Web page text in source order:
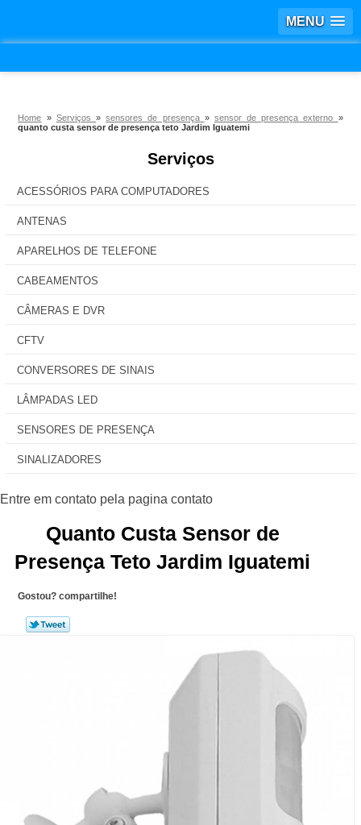
MENU
Home » Serviços »sensores de presença » sensor de presença externo »
quanto custa sensor de presença teto Jardim Iguatemi
Serviços
ACESSÓRIOS PARA COMPUTADORES
ANTENAS
APARELHOS DE TELEFONE
CABEAMENTOS
CÂMERAS E DVR
CFTV
CONVERSORES DE SINAIS
LÂMPADAS LED
SENSORES DE PRESENÇA
SINALIZADORES
Quanto Custa Sensor de
Presença Teto Jardim Iguatemi
Gostou? compartilhe!